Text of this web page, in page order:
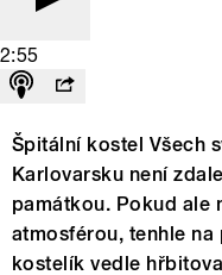
2:55
Špitální kostel Všech
Karlovarsku není
památkou. Pokud ale
atmosférou, tenhle
kostelík vedle